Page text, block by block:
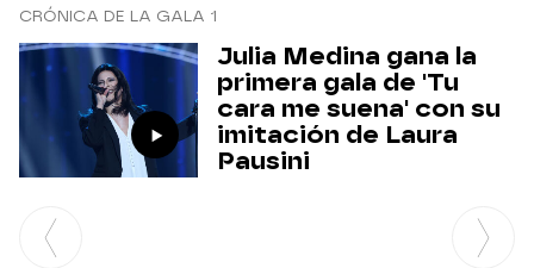
CRÓNICA DE LA GALA 1
Julia Medina gana la
primera gala de 'Tu
cara me suena' con su
imitación de Laura
Pausini